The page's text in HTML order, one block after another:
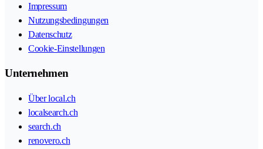
Impressum
Nutzungsbedingungen
Datenschutz
Cookie-Einstellungen
Unternehmen
Über local.ch
localsearch.ch
search.ch
renovero.ch